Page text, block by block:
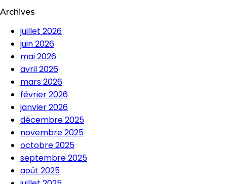
Archives
juillet 2026
juin 2026
mai 2026
avril 2026
mars 2026
février 2026
janvier 2026
décembre 2025
novembre 2025
octobre 2025
septembre 2025
août 2025